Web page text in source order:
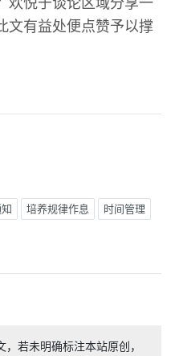
欢悦于谈论区域分享一
文有益处便点赞予以撑
培养规律作息 时间管理
若未明确标注本站原创，